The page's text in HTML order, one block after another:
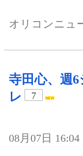
オリコンニュ
寺田心、週
レ
7
08月07日 16:04